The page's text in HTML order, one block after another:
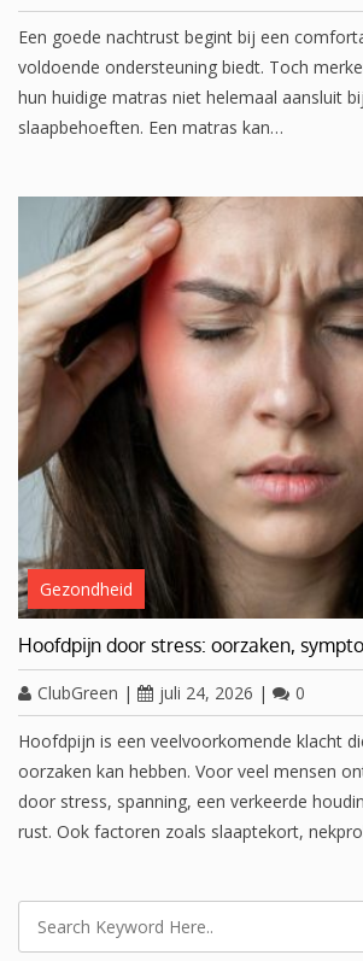
Een goede nachtrust begint bij een
voldoende ondersteuning biedt. Toch
hun huidige matras niet helemaal aansluit
slaapbehoeften. Een matras kan…
Gezondheid
Hoofdpijn door stress: oorzaken,
ClubGreen | juli 24, 2026 | 0
Hoofdpijn is een veelvoorkomende klacht
oorzaken kan hebben. Voor veel mensen
door stress, spanning, een verkeerde
rust. Ook factoren zoals slaaptekort,